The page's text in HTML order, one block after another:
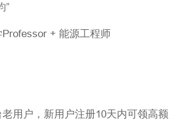
”
Professor + 能源工程师
用户，新用户注册10天内可领高额